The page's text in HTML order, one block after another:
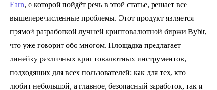
Earn, о которой пойдёт речь в этой статье, решает все
вышеперечисленные проблемы. Этот продукт является
прямой разработкой лучшей криптовалютной биржи Bybit,
что уже говорит обо многом. Площадка предлагает
линейку различных криптовалютных инструментов,
подходящих для всех пользователей: как для тех, кто
любит небольшой, а главное, безопасный заработок, так и